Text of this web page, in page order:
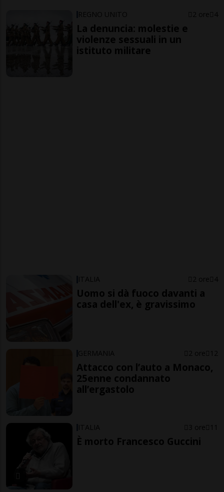
REGNO UNITO 2 ore 4
La denuncia: molestie e
violenze sessuali in un
istituto militare
ITALIA 2 ore 4
Uomo si dà fuoco davanti a
casa dell'ex, è gravissimo
GERMANIA 2 ore 12
Attacco con l’auto a Monaco,
25enne condannato
all’ergastolo
ITALIA 3 ore 11
È morto Francesco Guccini